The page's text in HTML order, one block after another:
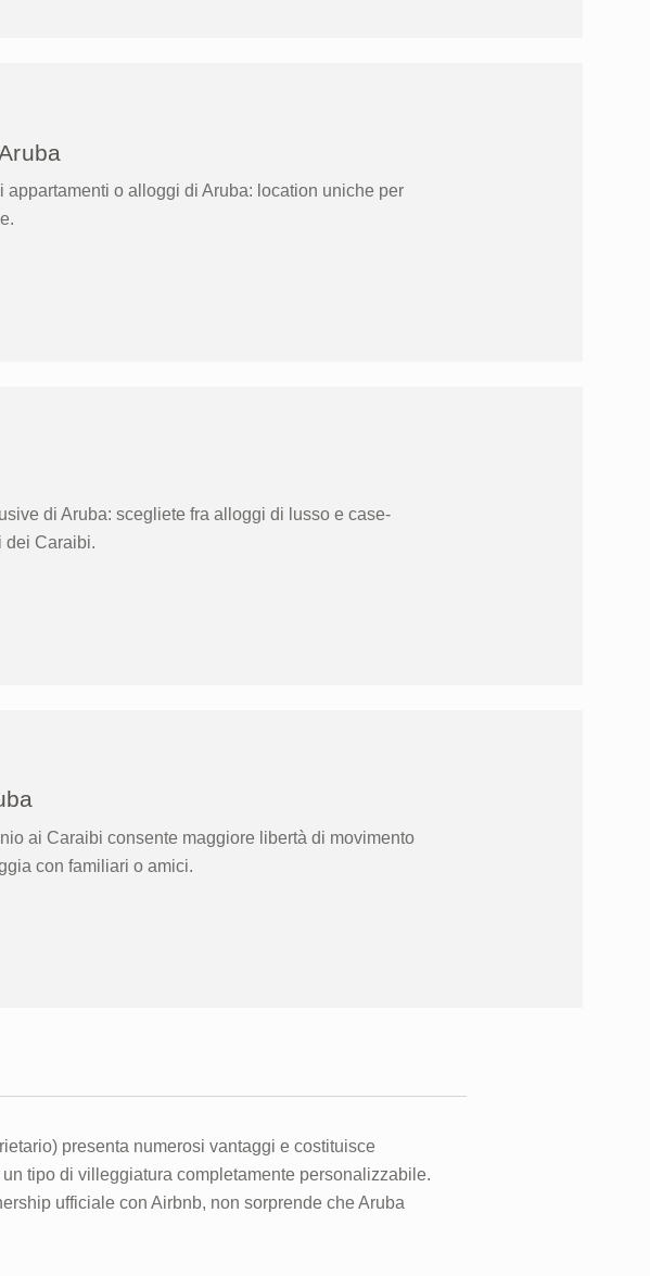
appartamenti o alloggi di Aruba: location uniche per
di Aruba: scegliete fra alloggi di lusso e case-
dei Caraibi.
ai Caraibi consente maggiore libertà di movimento
con familiari o amici.
presenta numerosi vantaggi e costituisce
tipo di villeggiatura completamente personalizzabile.
ufficiale con Airbnb, non sorprende che Aruba